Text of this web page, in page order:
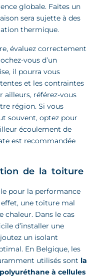
globale. Faites un
sera sujette à des
thermique.
évaluez correctement
vous d’un
il pourra vous
et les contraintes
ailleurs, référez-vous
région. Si vous
souvent, optez pour
écoulement de
est recommandée
de la toiture
pour la performance
une toiture mal
chaleur. Dans le cas
d’installer une
un isolant
En Belgique, les
utilisés sont la
à cellules